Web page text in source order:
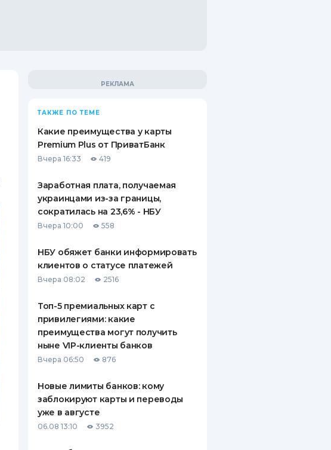
ТАКЖЕ ПО ТЕМЕ
Какие преимущества у карты
Premium Plus от ПриватБанк
Вчера 16:33 419
Заработная плата, получаемая
украинцами из-за границы,
сократилась на 23,6% - НБУ
Вчера 10:00 558
НБУ обяжет банки информировать
клиентов о статусе платежей
Вчера 08:02 2516
Топ-5 премиальных карт с
привилегиями: какие
преимущества могут получить
ныне VIP-клиенты банков
Вчера 06:50 876
Новые лимиты банков: кому
заблокируют карты и переводы
уже в августе
06.08 13:10 3952